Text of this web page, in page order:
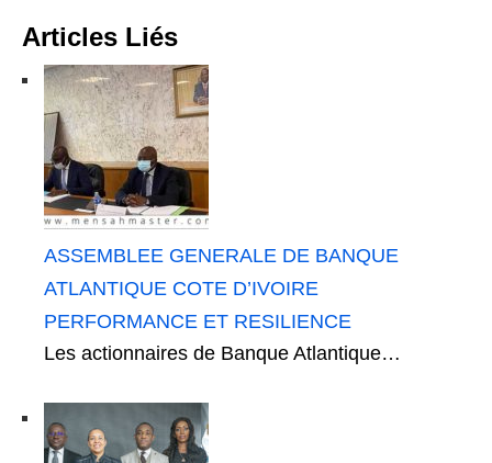
Articles Liés
ASSEMBLEE GENERALE DE BANQUE
ATLANTIQUE COTE D’IVOIRE
PERFORMANCE ET RESILIENCE
Les actionnaires de Banque Atlantique…